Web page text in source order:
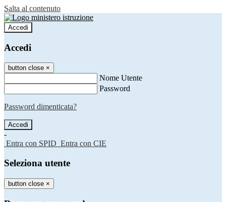
Salta al contenuto
Accedi
Accedi
button close ×
Nome Utente
Password
Password dimenticata?
-
Entra con SPID Entra con CIE
Seleziona utente
button close ×